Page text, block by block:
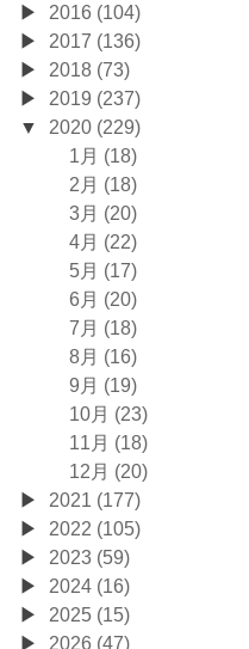
2016 (104)
2017 (136)
2018 (73)
2019 (237)
2020 (229)
1月 (18)
2月 (18)
3月 (20)
4月 (22)
5月 (17)
6月 (20)
7月 (18)
8月 (16)
9月 (19)
10月 (23)
11月 (18)
12月 (20)
2021 (177)
2022 (105)
2023 (59)
2024 (16)
2025 (15)
2026 (47)